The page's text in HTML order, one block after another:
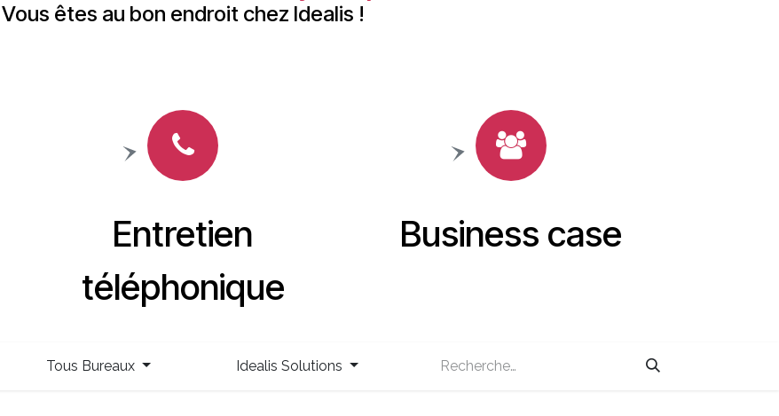
Vous êtes au bon endroit chez Idealis !
Entretien
téléphonique
Business case
Tous Bureaux Idealis Solutions